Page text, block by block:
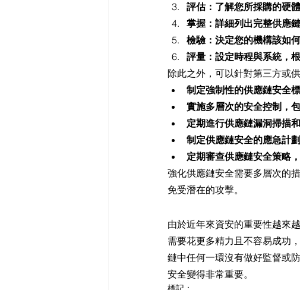
評估：了解您所採購的硬
掌握：詳細列出完整供應
檢驗：決定您的機構該如
評量：設定時程與系統，
除此之外，可以針對第三方或
制定強制性的供應鏈安全
實施多層次的安全控制，
定期進行供應鏈漏洞掃描和
制定供應鏈安全的應急計
定期審查供應鏈安全策略
強化供應鏈安全需要多層次的
免受潛在的攻擊。
由於近年來資安的重要性越來
需要花更多精力且不容易成功
鏈中任何一環沒有做好監督或
安全變得非常重要。